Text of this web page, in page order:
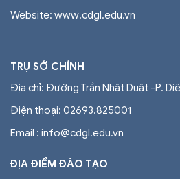
Website: www.cdgl.edu.vn
TRỤ SỞ CHÍNH
Địa chỉ: Đường Trần Nhật Duật -P.
Điện thoại: 02693.825001
Email : info@cdgl.edu.vn
ĐỊA ĐIỂM ĐÀO TẠO